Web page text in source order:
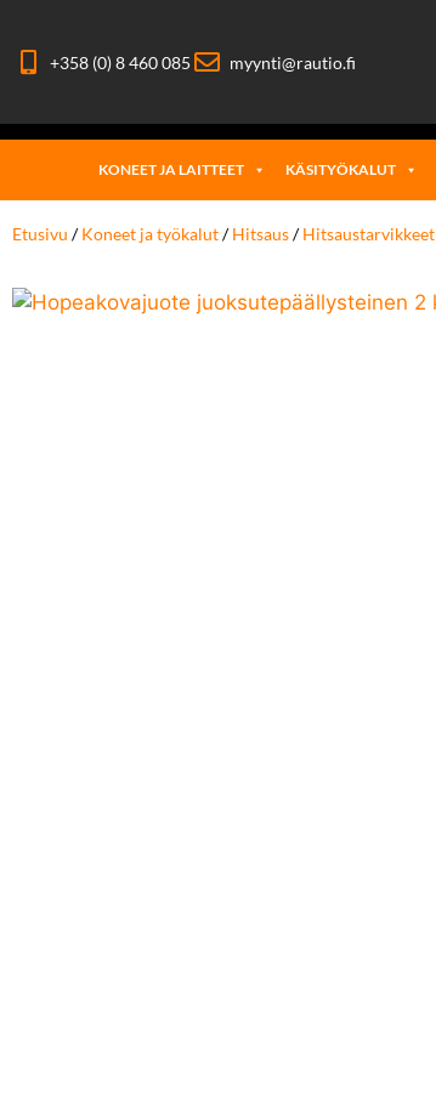
+358 (0) 8 460 085 myynti@rautio.fi
KONEET JA LAITTEET KÄSITYÖKALUT
Etusivu /Koneet ja työkalut/Hitsaus/Hitsaustarvikkeet